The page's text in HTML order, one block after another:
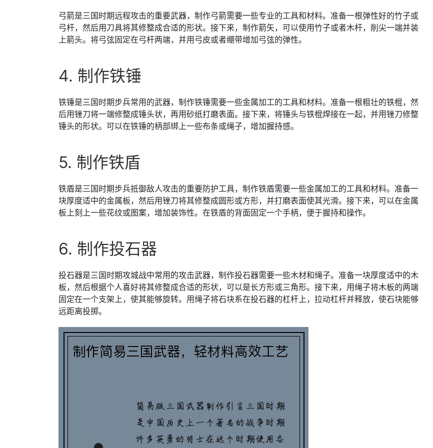
弓箭是三国时期远程攻击的重要武器，制作弓箭需要一些专业的工具和材料。准备一根弹性好的竹子或
弓杆，然后用刀具将其修整成合适的形状。接下来，制作箭矢，可以使用竹子或者木杆，削尖一端并装
上箭头。将弓弦固定在弓杆两端，并用弓皮或者绷带增加弓弦的弹性。
4. 制作铁锤
铁锤是三国时期步兵常用的武器，制作铁锤需要一些金属加工的工具和材料。准备一根粗壮的铁棍，然
后用锉刀将一端修整成锤头状，再用砂纸打磨表面。接下来，将锤头与铁棍焊接在一起，并用锉刀修整
锤头的形状。可以在铁锤的柄部绑上一些布条或绳子，增加握持感。
5. 制作铁盾
铁盾是三国时期步兵抵御敌人攻击的重要防护工具，制作铁盾需要一些金属加工的工具和材料。准备一
块厚度适中的金属板，然后用锉刀将其修整成圆形或方形，并打磨表面使其光滑。接下来，可以在金属
板上刻上一些花纹或图案，增加装饰性。在铁盾的背面固定一个手柄，便于握持和操作。
6. 制作投石器
投石器是三国时期攻城战中常用的攻击武器，制作投石器需要一些木材和绳子。准备一块厚度适中的木
板，然后根据个人喜好将其修整成合适的形状，可以是长方形或三角形。接下来，用绳子将木板的两端
固定在一个支架上，使其能够旋转。用绳子将石块系在投石器的杠杆上，拉动杠杆并释放，使石块能够
远距离投掷。